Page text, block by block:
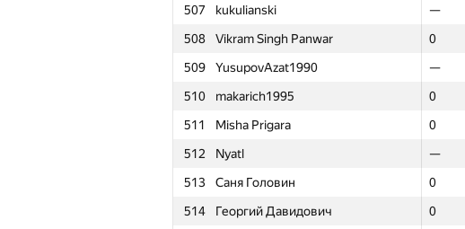
507
kukulianski —
508
Vikram Singh Panwar 0
509
YusupovAzat1990 —
510
makarich1995 0
511
Misha Prigara 0
512
Nyatl —
513
Саня Головин 0
514
Георгий Давидович 0